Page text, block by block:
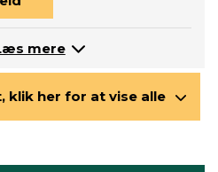
mere
klik her for at vise alle